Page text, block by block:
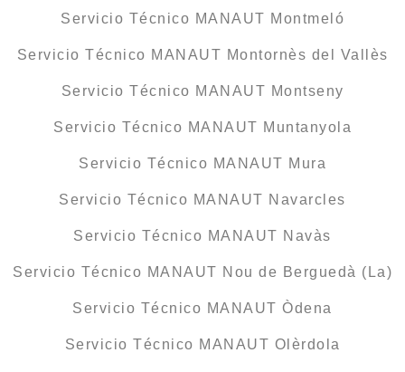
Servicio Técnico MANAUT Montmeló
Servicio Técnico MANAUT Montornès del Vallès
Servicio Técnico MANAUT Montseny
Servicio Técnico MANAUT Muntanyola
Servicio Técnico MANAUT Mura
Servicio Técnico MANAUT Navarcles
Servicio Técnico MANAUT Navàs
Servicio Técnico MANAUT Nou de Berguedà (La)
Servicio Técnico MANAUT Òdena
Servicio Técnico MANAUT Olèrdola